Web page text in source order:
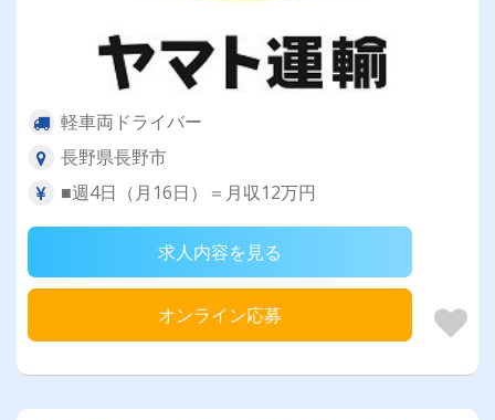
軽車両ドライバー
長野県長野市
■週4日（月16日）＝月収12万円
求人内容を見る
オンライン応募